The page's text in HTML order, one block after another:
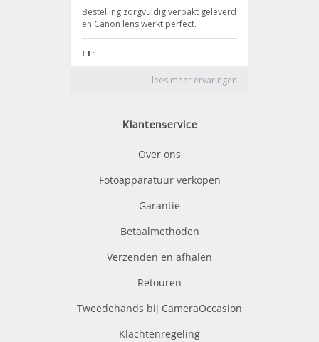
Klantenservice
Over ons
Fotoapparatuur verkopen
Garantie
Betaalmethoden
Verzenden en afhalen
Retouren
Tweedehands bij CameraOccasion
Klachtenregeling